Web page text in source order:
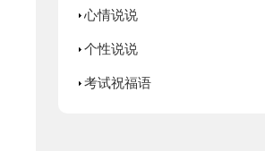
心情说说
个性说说
考试祝福语